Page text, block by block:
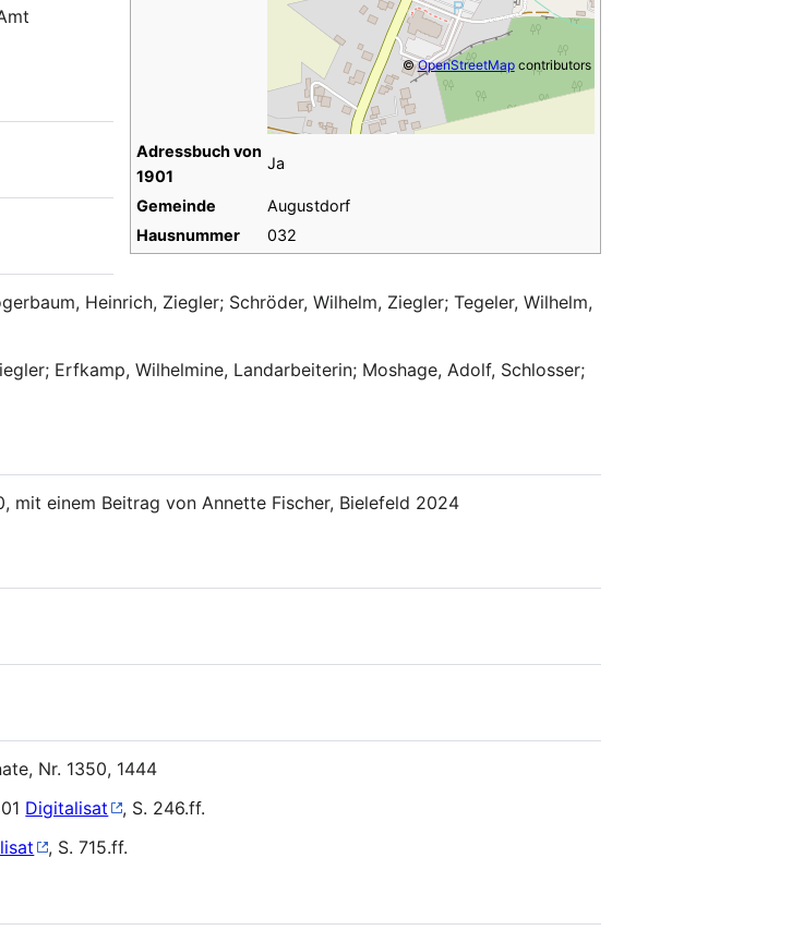
©OpenStreetMapcontributors
Adressbuch von
1901
Ja
Gemeinde
Augustdorf
Hausnummer
032
Heinrich, Ziegler; Schröder, Wilhelm, Ziegler; Tegeler, Wilhelm,
Erfkamp, Wilhelmine, Landarbeiterin; Moshage, Adolf, Schlosser;
mit einem Beitrag von Annette Fischer, Bielefeld 2024
Nr. 1350, 1444
Digitalisat
, S. 246.ff.
, S. 715.ff.